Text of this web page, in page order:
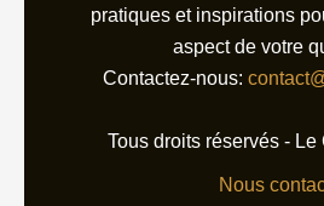
pratiques et inspirations
aspect de votre
Contactez-nous:
Tous droits réservés -
Nous